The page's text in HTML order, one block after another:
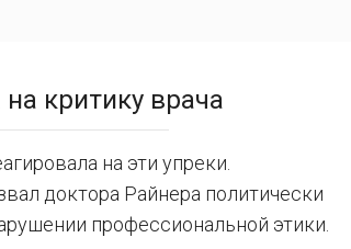
критику врача
на эти упреки.
доктора Райнера политически
профессиональной этики.